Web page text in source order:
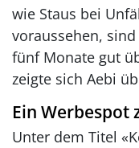
wie Staus bei
voraussehen,
fünf Monate gut
zeigte sich Aebi
Ein Werbespot
Unter dem Titel